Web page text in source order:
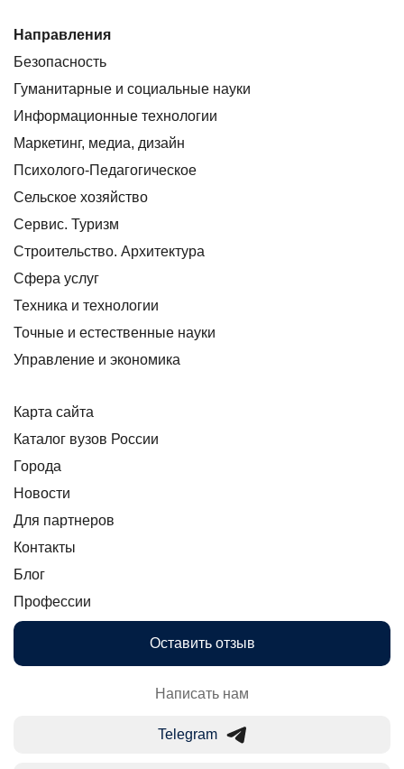
Направления
Безопасность
Гуманитарные и социальные науки
Информационные технологии
Маркетинг, медиа, дизайн
Психолого-Педагогическое
Сельское хозяйство
Сервис. Туризм
Строительство. Архитектура
Сфера услуг
Техника и технологии
Точные и естественные науки
Управление и экономика
Карта сайта
Каталог вузов России
Города
Новости
Для партнеров
Контакты
Блог
Профессии
Оставить отзыв
Написать нам
Telegram